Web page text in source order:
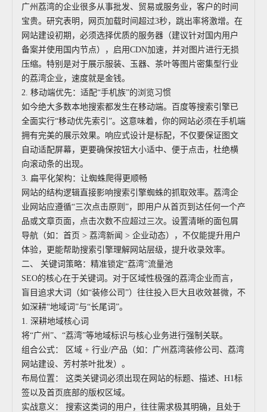
广州荔湾的企业很多从事批发、贸易或服务业，客户的时间
宝贵。研究表明，网页加载时间超过3秒，跳出率将激增。在
网站建设初期，必须选择优质的服务器（建议针对国内用户
备案并使用国内节点），启用CDN加速，并对图片进行无损
压缩。特别是对于展示服装、玉器、茶叶等图片密集型行业
的荔湾企业，速度就是金钱。
2. 移动端优先：适配“手机族”的浏览习惯
如今绝大多数本地搜索都发生在移动端。百度等搜索引擎已
全面实行“移动优先索引”。这意味着，你的网站必须在手机端
拥有完美的展示效果。响应式设计是标配，不仅要保证图文
自动适配屏幕，更要确保按钮大小适中、便于点击，杜绝横
向滚动条的出现。
3. 扁平化架构：让蜘蛛爬得更顺畅
网站的结构逻辑直接影响搜索引擎蜘蛛的抓取效率。荔湾企
业网站应遵循“三次点击原则”，即用户从首页到达任何一个产
品或文章页面，点击次数不应超过三次。设置清晰的面包屑
导航（如：首页 > 荔湾新闻 > 企业动态），不仅能提升用户
体验，更能帮助搜索引擎理解网站层级，提升收录效率。
二、 关键词策略：精准锁定“荔湾”流量池
SEO的核心在于关键词。对于区域性极强的荔湾企业而言，
盲目追求大词（如“装修公司”）往往投入巨大且收效甚微，不
如深耕“地域词”与“长尾词”。
1. 深耕地域核心词
将“广州”、“荔湾”等地域标识与核心业务进行强制关联。
组合公式： 区域 + 行业/产品（如：广州荔湾装修公司、荔湾
网站建设、芳村茶叶批发）。
布局位置： 这类关键词必须出现在网站的标题、描述、H1标
签以及首页底部的版权区域。
实战意义： 搜索这类词的用户，往往需求极其明确，且处于